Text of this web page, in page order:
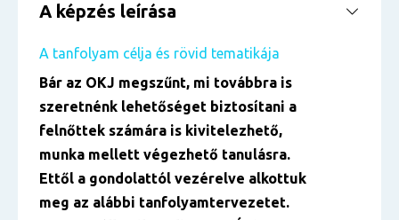
A képzés leírása
A tanfolyam célja és rövid tematikája
Bár az OKJ megszűnt, mi továbbra is
szeretnénk lehetőséget biztosítani a
felnőttek számára is kivitelezhető,
munka mellett végezhető tanulásra.
Ettől a gondolattól vezérelve alkottuk
meg az alábbi tanfolyamtervezetet.